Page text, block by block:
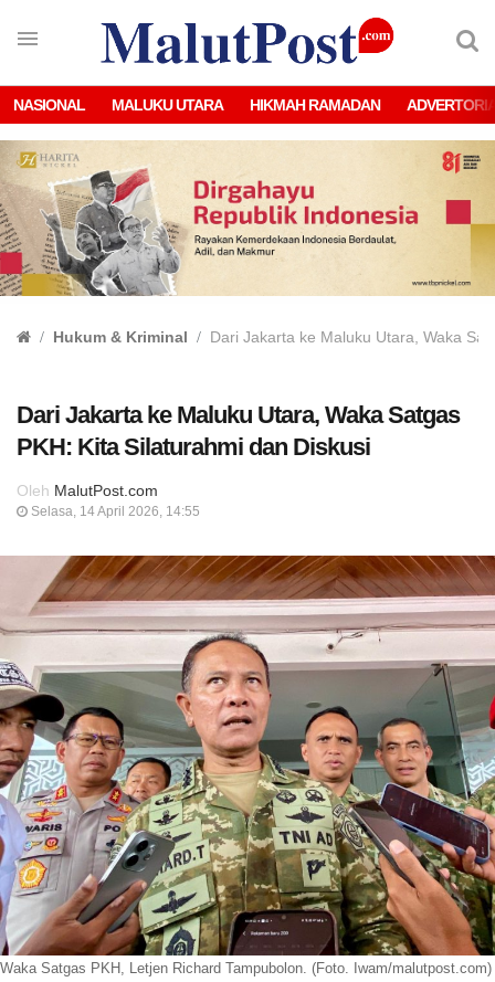
NASIONAL MALUKU UTARA HIKMAH RAMADAN
Hukum & Kriminal Dari Jakarta ke Maluku Utara, Waka
Dari Jakarta ke Maluku Utara, Waka Satgas
PKH: Kita Silaturahmi dan Diskusi
Oleh MalutPost.com
Selasa, 14 April 2026, 14:55
Waka Satgas PKH, Letjen Richard Tampubolon. (Foto. Iwam/malutpost.com)